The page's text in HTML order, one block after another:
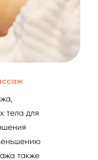
тела для
также